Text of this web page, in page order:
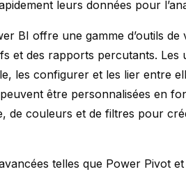
leurs données pour
BI offre une gamme d’outils
et des rapports percutants. Les
les configurer et les lier entre
être personnalisées en
de couleurs et de filtres pour
telles que Power Pivot